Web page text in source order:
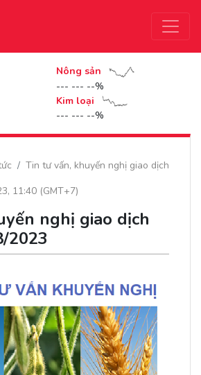
Nông sản
--- --- --%
Kim loại
--- --- --%
Tin tư vấn, khuyến nghị giao dịch
11:40 (GMT+7)
nghị giao dịch
2023